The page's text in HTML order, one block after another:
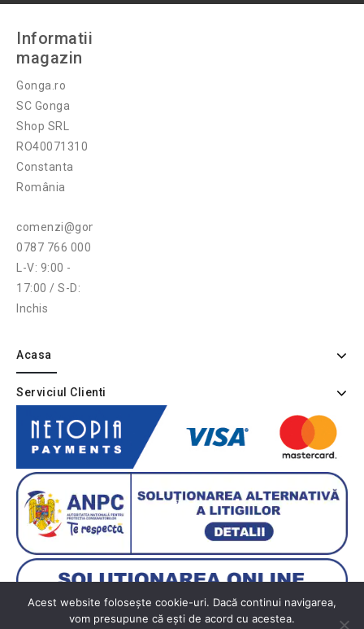
Informatii
magazin
Gonga.ro
SC Gonga
Shop SRL
RO40071310
Constanta
România
comenzi@gonga.ro
0787 766 000
L-V: 9:00 -
17:00 / S-D:
Inchis
Acasa
Serviciul Clienti
Acest website folosește cookie-uri. Dacă continui navigarea,
vom presupune că ești de acord cu acestea.